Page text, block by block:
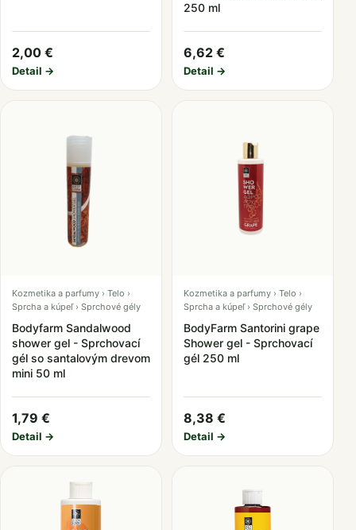
2,00 €
Detail →
250 ml
6,62 €
Detail →
Kozmetika a parfumy › Telo ›
Sprcha a kúpeľ › Sprchové gély
Bodyfarm Sandalwood
shower gel - Sprchovací
gél so santalovým drevom
mini 50 ml
1,79 €
Detail →
Kozmetika a parfumy › Telo ›
Sprcha a kúpeľ › Sprchové gély
BodyFarm Santorini grape
Shower gel - Sprchovací
gél 250 ml
8,38 €
Detail →